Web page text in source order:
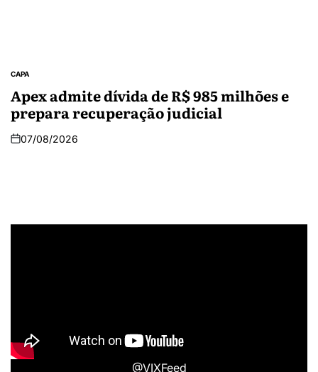
CAPA
Apex admite dívida de R$ 985 milhões e
prepara recuperação judicial
07/08/2026
@VIXFeed